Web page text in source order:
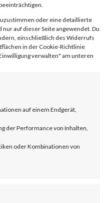
oder eine detaillierte
auf dieser Seite angewendet. Du
einschließlich des Widerrufs
in der Cookie-Richtlinie
verwalten" am unteren
auf einem Endgerät,
der Performance von Inhalten,
oder Kombinationen von
2024-